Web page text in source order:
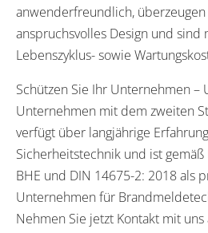
anwenderfreundlich,
anspruchsvolles Design und sind
Lebenszyklus- sowie
Schützen Sie Ihr Unternehmen –
Unternehmen mit dem zweiten
verfügt über langjährige
Sicherheitstechnik und ist gemäß
BHE und DIN 14675-2: 2018 als
Unternehmen für
Nehmen Sie jetzt Kontakt mit